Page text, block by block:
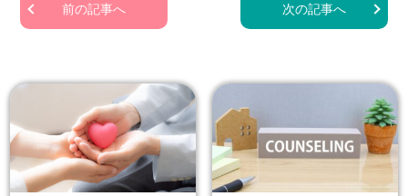
前の記事へ 次の記事へ